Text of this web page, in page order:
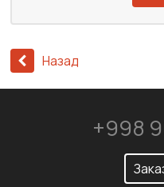
Назад
+998